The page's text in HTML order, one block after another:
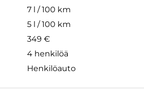
7 l / 100 km
5 l / 100 km
349 €
4 henkilöä
Henkilöauto